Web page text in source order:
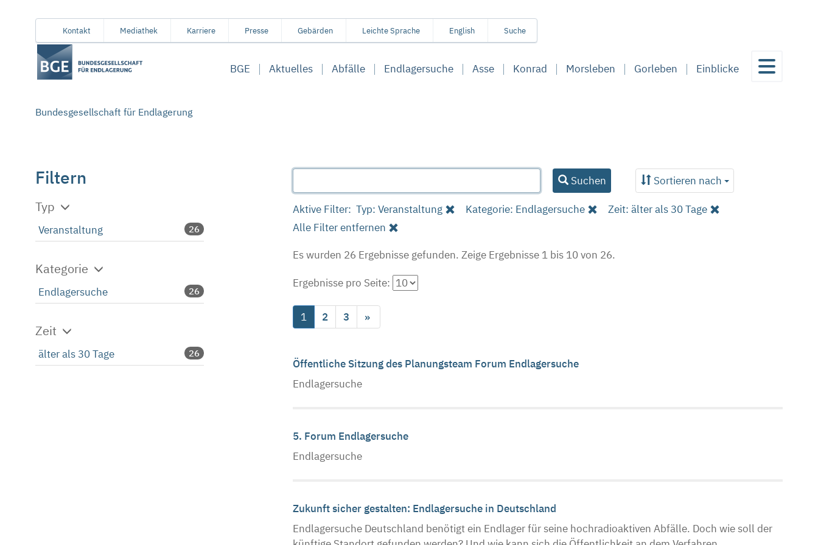
InhaltsbereichKontakt Mediathek Karriere Presse Gebärden Leichte Sprache English Suche
BGE Aktuelles Abfälle Endlagersuche Asse Konrad Morsleben Gorleben Einblicke
Bundesgesellschaft für Endlagerung
Suchen Sortieren nach
Filtern
Typ
Veranstaltung 26
Kategorie
Endlagersuche 26
Zeit
älter als 30 Tage 26
Aktive Filter: Typ: Veranstaltung Kategorie: Endlagersuche
Zeit: älter als 30 Tage
Alle Filter entfernen
Es wurden 26 Ergebnisse gefunden. Zeige Ergebnisse 1 bis 10 von 26.
Ergebnisse pro Seite:
1 2 3 »
Öffentliche Sitzung des Planungsteam Forum Endlagersuche
Endlagersuche
5. Forum Endlagersuche
Endlagersuche
Zukunft sicher gestalten: Endlagersuche in Deutschland
Endlagersuche Deutschland benötigt ein Endlager für seine hochradioaktiven Abfälle. Doch wie soll der